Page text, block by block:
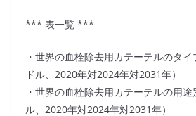
*** 表一覧 ***
・世界の血栓除去用カテーテルのタ
ドル、2020年対2024年対2031年）
・世界の血栓除去用カテーテルの用
ル、2020年対2024年対2031年）